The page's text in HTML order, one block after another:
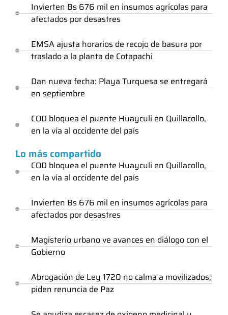
Invierten Bs 676 mil en insumos agrícolas para
afectados por desastres
EMSA ajusta horarios de recojo de basura por
traslado a la planta de Cotapachi
Dan nueva fecha: Playa Turquesa se entregará
en septiembre
COD bloquea el puente Huayculi en Quillacollo,
en la vía al occidente del país
Lo más compartido
COD bloquea el puente Huayculi en Quillacollo,
en la vía al occidente del país
Invierten Bs 676 mil en insumos agrícolas para
afectados por desastres
Magisterio urbano ve avances en diálogo con el
Gobierno
Abrogación de Ley 1720 no calma a movilizados;
piden renuncia de Paz